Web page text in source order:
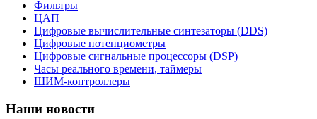
Фильтры
ЦАП
Цифровые вычислительные синтезаторы (DDS)
Цифровые потенциометры
Цифровые сигнальные процессоры (DSP)
Часы реального времени, таймеры
ШИМ-контроллеры
Наши новости